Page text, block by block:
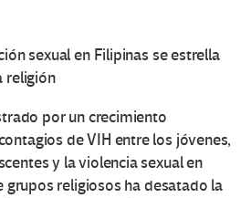
sexual en Filipinas se estrella
religión
por un crecimiento
de VIH entre los jóvenes,
y la violencia sexual en
grupos religiosos ha desatado la